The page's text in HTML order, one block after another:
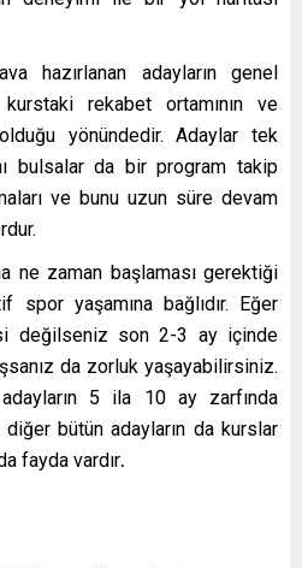
hazırlanan adayların genel
rekabet ortamının ve
olduğu yönündedir. Adaylar tek
bulsalar da bir program takip
ve bunu uzun süre devam
ne zaman başlaması gerektiği
spor yaşamına bağlıdır. Eğer
değilseniz son 2-3 ay içinde
da zorluk yaşayabilirsiniz.
5 ila 10 ay zarfında
diğer bütün adayların da kurslar
fayda vardır.